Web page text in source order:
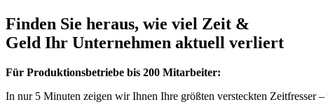
Finden Sie heraus, wie viel Zeit &
Geld Ihr Unternehmen aktuell verliert
Für Produktionsbetriebe bis 200 Mitarbeiter:
In nur 5 Minuten zeigen wir Ihnen Ihre größten versteckten Zeitfresser